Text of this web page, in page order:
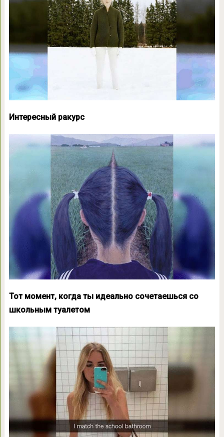
Интересный ракурс
Тот момент, когда ты идеально сочетаешься со
школьным туалетом